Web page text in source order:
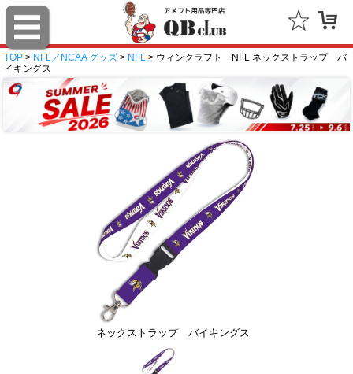
TOP > NFL／NCAA グッズ > NFL > ウィンクラフト NFL ネックストラップ バ
イキングス
ネックストラップ バイキングス